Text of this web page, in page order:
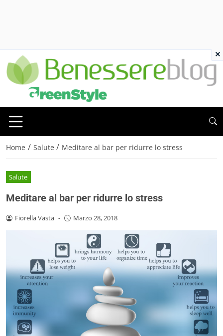
Home / Salute / Meditare al bar per ridurre lo stress
Salute
Meditare al bar per ridurre lo stress
Fiorella Vasta - Marzo 28, 2018
×